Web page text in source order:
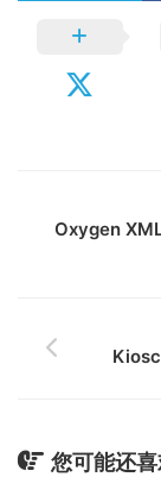
Oxygen
您可能还